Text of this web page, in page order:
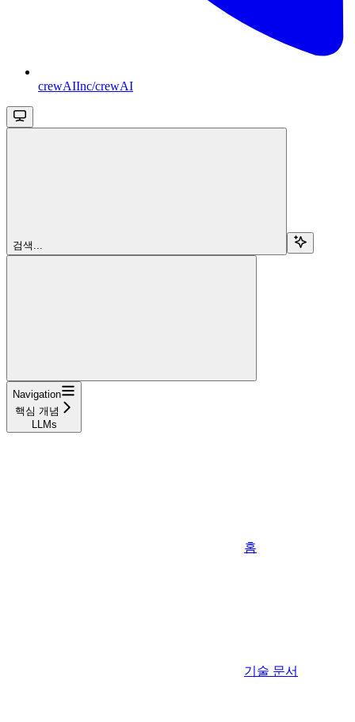
crewAIInc/crewAI
검색...
Navigation
핵심 개념
LLMs
홈
기술 문서